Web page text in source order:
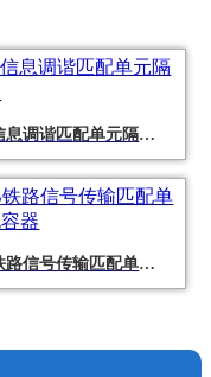
PTX信息调谐匹配单元隔直电容
CBB铁路信号传输匹配单元用电容器